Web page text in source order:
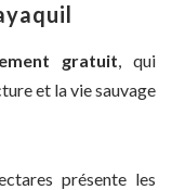
gratuit, qui
et la vie sauvage
présente les